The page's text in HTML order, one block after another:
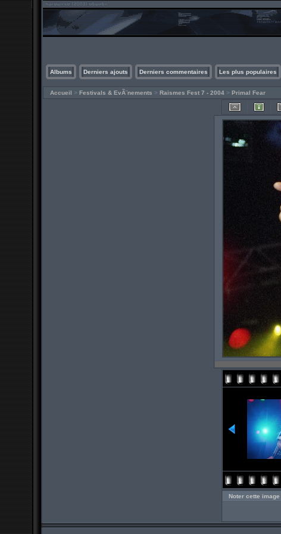
Albums Derniers ajouts Derniers commentaires Les plus populaires
Accueil > Festivals & EvÃ¨nements > Raismes Fest 7 - 2004 > Primal Fear
Noter cette image